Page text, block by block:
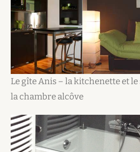
Le gîte Anis – la kitchenette et
la chambre alcôve